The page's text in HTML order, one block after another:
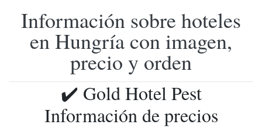
Información sobre hoteles
en Hungría con imagen,
precio y orden
✔️ Gold Hotel Pest
Información de precios